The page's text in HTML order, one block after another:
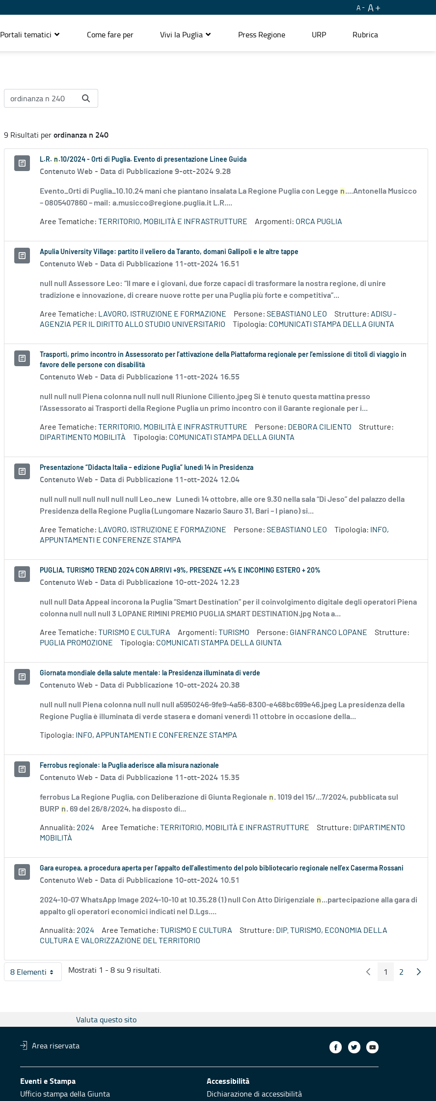
A A
Portali tematici Come fare per Vivi la Puglia Press Regione URP Rubrica
9 Risultati perordinanza n 240
L.R. n .10/2024 - Orti di Puglia. Evento di presentazione Linee Guida
Contenuto Web - Data di Pubblicazione 9-ott-2024 9.28
Evento_Orti di Puglia_10.10.24 mani che piantano insalata La Regione Puglia con Legge n....Antonella Musicco
– 0805407860 – mail: a.musicco@regione.puglia.it L.R....
Aree Tematiche: TERRITORIO, MOBILITÀ E INFRASTRUTTURE Argomenti: ORCA PUGLIA
Apulia University Village: partito il veliero da Taranto, domani Gallipoli e le altre tappe
Contenuto Web - Data di Pubblicazione 11-ott-2024 16.51
null null Assessore Leo: “Il mare e i giovani, due forze capaci di trasformare la nostra regione, di unire
tradizione e innovazione, di creare nuove rotte per una Puglia più forte e competitiva”...
Aree Tematiche: LAVORO, ISTRUZIONE E FORMAZIONE Persone: SEBASTIANO LEO Strutture: ADISU -
AGENZIA PER IL DIRITTO ALLO STUDIO UNIVERSITARIO
Tipologia: COMUNICATI STAMPA DELLA GIUNTA
Trasporti, primo incontro in Assessorato per l’attivazione della Piattaforma regionale per l’emissione di titoli di viaggio in
favore delle persone con disabilità
Contenuto Web - Data di Pubblicazione 11-ott-2024 16.55
null null null Piena colonna null null null Riunione Ciliento.jpeg Si è tenuto questa mattina presso
l’Assessorato ai Trasporti della Regione Puglia un primo incontro con il Garante regionale per i...
Aree Tematiche: TERRITORIO, MOBILITÀ E INFRASTRUTTURE Persone: DEBORA CILIENTO
Strutture:
DIPARTIMENTO MOBILITÀ
Tipologia: COMUNICATI STAMPA DELLA GIUNTA
Presentazione “Didacta Italia – edizione Puglia” lunedì 14 in Presidenza
Contenuto Web - Data di Pubblicazione 11-ott-2024 12.04
null null null null null null null Leo_new Lunedì 14 ottobre, alle ore 9.30 nella sala “Di Jeso” del palazzo della
Presidenza della Regione Puglia (Lungomare Nazario Sauro 31, Bari – I piano) si...
Aree Tematiche: LAVORO, ISTRUZIONE E FORMAZIONE Persone: SEBASTIANO LEO Tipologia:
INFO,
APPUNTAMENTI E CONFERENZE STAMPA
PUGLIA, TURISMO TREND 2024 CON ARRIVI +9%, PRESENZE +4% E INCOMING ESTERO + 20%
Contenuto Web - Data di Pubblicazione 10-ott-2024 12.23
null null Data Appeal incorona la Puglia “Smart Destination” per il coinvolgimento digitale degli operatori Piena
colonna null null null 3 LOPANE RIMINI PREMIO PUGLIA SMART DESTINATION.jpg Nota a...
Aree Tematiche: TURISMO E CULTURA Argomenti: TURISMO Persone: GIANFRANCO LOPANE
Strutture:
PUGLIA PROMOZIONE
Tipologia: COMUNICATI STAMPA DELLA GIUNTA
Giornata mondiale della salute mentale: la Presidenza illuminata di verde
Contenuto Web - Data di Pubblicazione 10-ott-2024 20.38
null null null Piena colonna null null null a5950246-9fe9-4a56-8300-e468bc699e46.jpeg La presidenza della
Regione Puglia è illuminata di verde stasera e domani venerdì 11 ottobre in occasione della...
Tipologia: INFO, APPUNTAMENTI E CONFERENZE STAMPA
Ferrobus regionale: la Puglia aderisce alla misura nazionale
Contenuto Web - Data di Pubblicazione 11-ott-2024 15.35
ferrobus La Regione Puglia, con Deliberazione di Giunta Regionale n. 1019 del 15/...7/2024, pubblicata sul
BURP n. 69 del 26/8/2024, ha disposto di...
Annualità: 2024 Aree Tematiche: TERRITORIO, MOBILITÀ E INFRASTRUTTURE Strutture: DIPARTIMENTO
MOBILITÀ
Gara europea, a procedura aperta per l’appalto dell’allestimento del polo bibliotecario regionale nell’ex Caserma Rossani
Contenuto Web - Data di Pubblicazione 10-ott-2024 10.51
2024-10-07 WhatsApp Image 2024-10-10 at 10.35.28 (1) null Con Atto Dirigenziale n...partecipazione alla gara di
appalto gli operatori economici indicati nel D.Lgs....
Annualità: 2024 Aree Tematiche: TURISMO E CULTURA Strutture: DIP. TURISMO, ECONOMIA DELLA
CULTURA E VALORIZZAZIONE DEL TERRITORIO
8 ElementiPer pagina
Mostrati 1 - 8 su 9 risultati. Pagina Precedente
Pagina
1 Pagina
2
Valuta questo sito
Area riservata
Eventi e Stampa
Ufficio stampa della Giunta
Accessibilità
Dichiarazione di accessibilità